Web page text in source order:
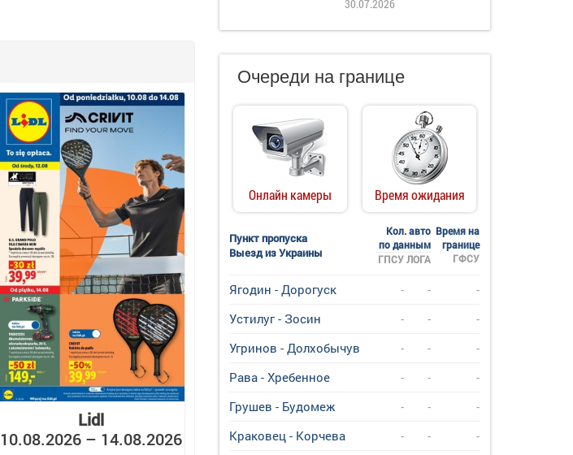
Lidl
10.08.2026 – 14.08.2026
30.07.2026
Очереди на границе
Онлайн камеры Время ожидания
Пункт пропуска
Выезд из Украины
Кол. авто
по данным
Время на
границе
ГФСУ
ГПСУ ЛОГА
Ягодин - Дорогуск - -
-
Устилуг - Зосин
- -
-
Угринов - Долхобычув
- -
-
Рава - Хребенное
- -
-
Грушев - Будомеж
- -
-
Краковец - Корчева
- -
-